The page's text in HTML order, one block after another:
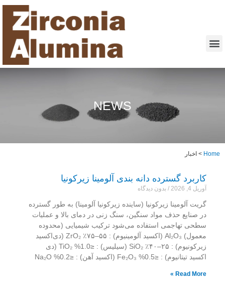
NEWS
Home
> اخبار
کاربرد گسترده دانه بندی آلومینا زیرکونیا
آوریل 4, 2026 بدون دیدگاه
گریت آلومینا زیرکونیا (ساینده زیرکونیا آلومینا) به طور گسترده
در صنایع حذف مواد سنگین، سنگ زنی در دمای بالا و عملیات
سطحی تهاجمی استفاده می‌شود ترکیب شیمیایی (محدوده
معمول) Al₂O₃ (اکسید آلومینیوم) : ۵۵–۷۵٪ ZrO₂ (دی‌اکسید
زیرکونیوم) : ۲۵–۴۰٪ SiO₂ (سیلیس) : ≤1.0% TiO₂ (دی
اکسید تیتانیوم) : ≤0.5% Fe₂O₃ (اکسید آهن) : ≤0.2% Na₂O
Read More »